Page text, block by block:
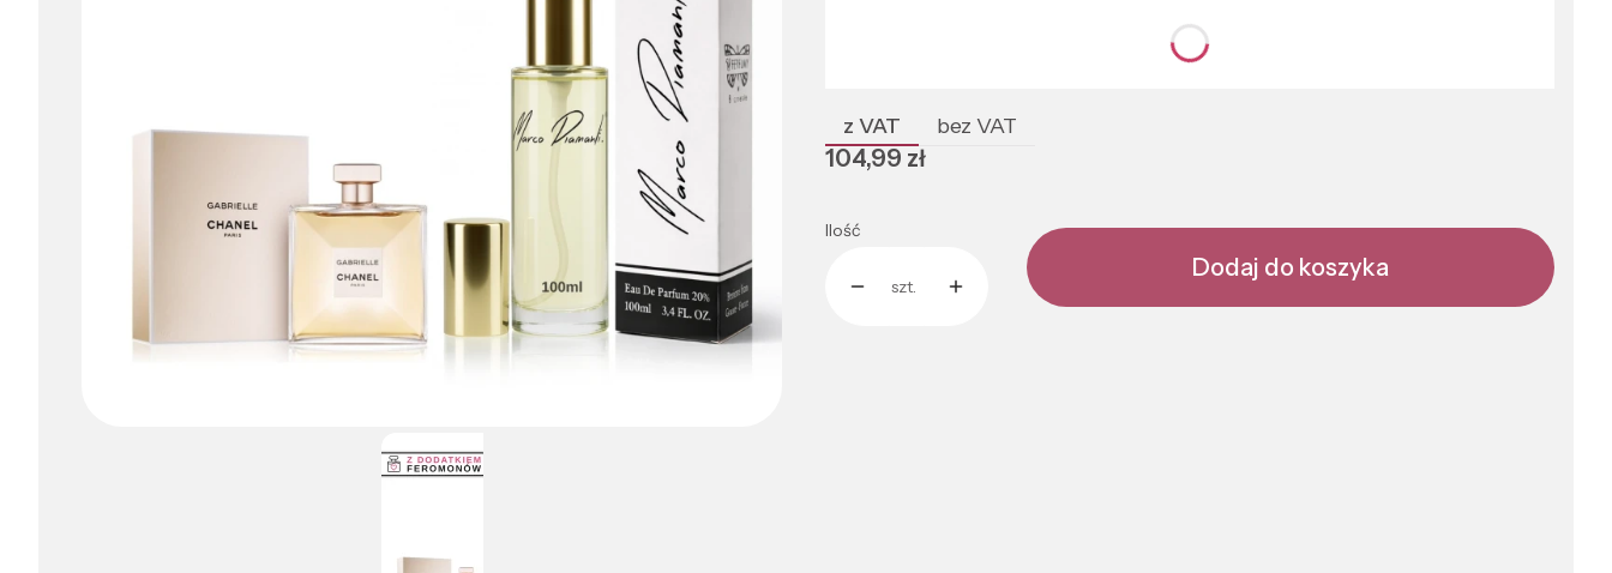
z VAT bez VAT
Cena
104,99 zł
Ilość
szt.
Dodaj do koszyka